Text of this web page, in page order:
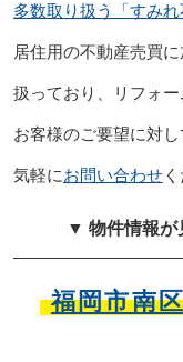
多数取り扱う「すみれ
居住用の不動産売買
扱っており、リフォ
お客様のご要望に対
気軽にお問い合わせく
▼ 物件情報が
福岡市南